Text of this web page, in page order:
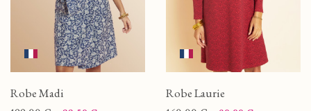
Robe Madi Robe Laurie